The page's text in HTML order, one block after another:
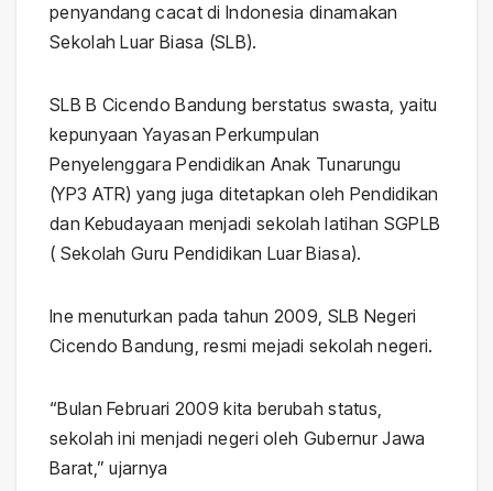
penyandang cacat di Indonesia dinamakan
Sekolah Luar Biasa (SLB).
SLB B Cicendo Bandung berstatus swasta, yaitu
kepunyaan Yayasan Perkumpulan
Penyelenggara Pendidikan Anak Tunarungu
(YP3 ATR) yang juga ditetapkan oleh Pendidikan
dan Kebudayaan menjadi sekolah latihan SGPLB
( Sekolah Guru Pendidikan Luar Biasa).
Ine menuturkan pada tahun 2009, SLB Negeri
Cicendo Bandung, resmi mejadi sekolah negeri.
“Bulan Februari 2009 kita berubah status,
sekolah ini menjadi negeri oleh Gubernur Jawa
Barat,” ujarnya